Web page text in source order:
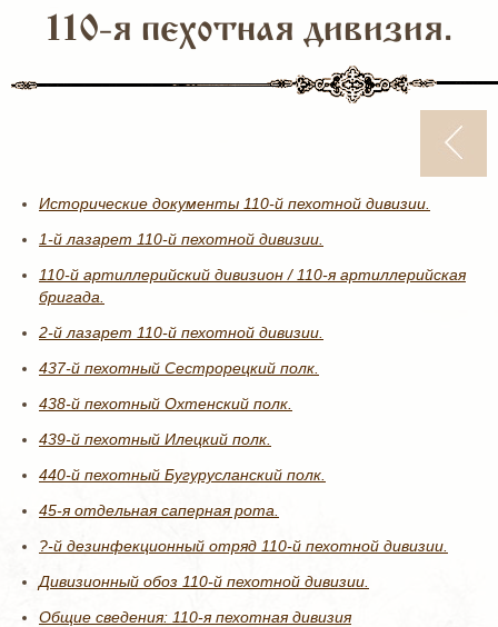
110-я пехотная дивизия.
Исторические документы 110-й пехотной дивизии.
1-й лазарет 110-й пехотной дивизии.
110-й артиллерийский дивизион / 110-я артиллерийская
бригада.
2-й лазарет 110-й пехотной дивизии.
437-й пехотный Сестрорецкий полк.
438-й пехотный Охтенский полк.
439-й пехотный Илецкий полк.
440-й пехотный Бугурусланский полк.
45-я отдельная саперная рота.
?-й дезинфекционный отряд 110-й пехотной дивизии.
Дивизионный обоз 110-й пехотной дивизии.
Общие сведения: 110-я пехотная дивизия